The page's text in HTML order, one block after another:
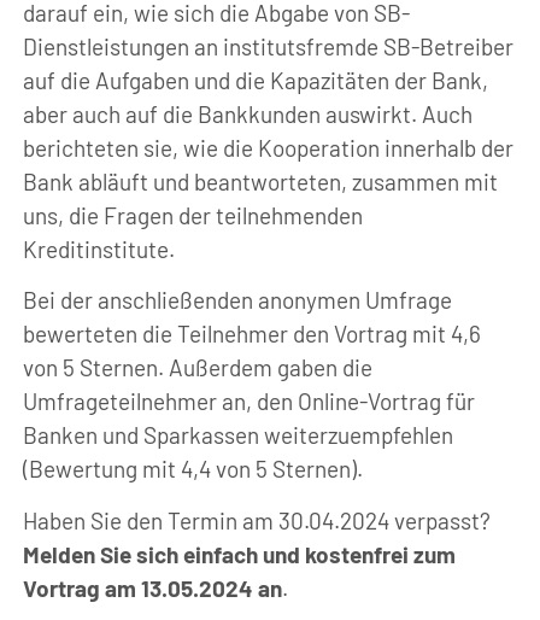
darauf ein, wie sich die Abgabe von SB-
Dienstleistungen an institutsfremde SB-Betreiber
auf die Aufgaben und die Kapazitäten der Bank,
aber auch auf die Bankkunden auswirkt. Auch
berichteten sie, wie die Kooperation innerhalb der
Bank abläuft und beantworteten, zusammen mit
uns, die Fragen der teilnehmenden
Kreditinstitute.
Bei der anschließenden anonymen Umfrage
bewerteten die Teilnehmer den Vortrag mit 4,6
von 5 Sternen. Außerdem gaben die
Umfrageteilnehmer an, den Online-Vortrag für
Banken und Sparkassen weiterzuempfehlen
(Bewertung mit 4,4 von 5 Sternen).
Haben Sie den Termin am 30.04.2024 verpasst?
Melden Sie sich einfach und kostenfrei zum
Vortrag am 13.05.2024 an.